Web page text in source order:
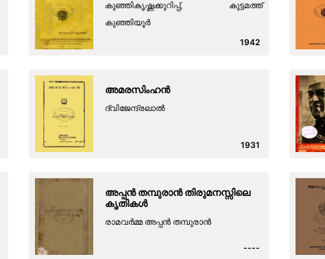
കുഞ്ഞികൃഷ്ണക്കുറിപ്പ്, കുട്ടമത്ത്
കുഞ്ഞിയൂര്‍
1942
അമരസിംഹൻ
ദ്വിജേന്ദ്രലാൽ
1931
അപ്പൻ തമ്പുരാൻ തിരുമനസ്സിലെ
കൃതികൾ
രാമവർമ്മ അപ്പൻ തമ്പുരാൻ
----